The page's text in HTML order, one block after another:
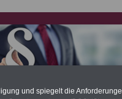
und spiegelt die